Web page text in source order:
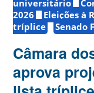
universitário
2026
Eleições à
tríplice
Senado
Câmara
aprova